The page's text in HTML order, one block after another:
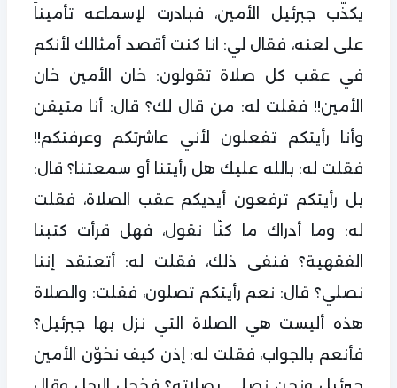
يكذّب جبرئيل الأمين، فبادرت لإسماعه تأميناً
على لعنه، فقال لي: انا كنت أقصد أمثالك لأنكم
في عقب كل صلاة تقولون: خان الأمين خان
الأمين!! فقلت له: من قال لك؟ قال: أنا متيقن
وأنا رأيتكم تفعلون لأني عاشرتكم وعرفتكم!!
فقلت له: بالله عليك هل رأيتنا أو سمعتنا؟ قال:
بل رأيتكم ترفعون أيديكم عقب الصلاة، فقلت
له: وما أدراك ما كنّا نقول، فهل قرأت كتبنا
الفقهية؟ فنفى ذلك، فقلت له: أتعتقد إننا
نصلي؟ قال: نعم رأيتكم تصلون، فقلت: والصلاة
هذه أليست هي الصلاة التي نزل بها جبرئيل؟
فأنعم بالجواب، فقلت له: إذن كيف نخوّن الأمين